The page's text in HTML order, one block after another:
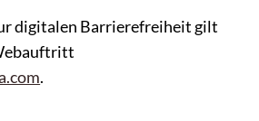
digitalen Barrierefreiheit gilt
.